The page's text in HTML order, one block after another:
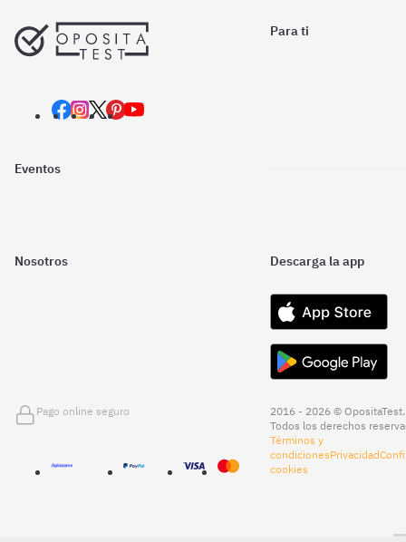
Para ti
Eventos
Nosotros Descarga la app
Pago online seguro
2016 - 2026 © OpositaTest.
Todos los derechos
Términos y
condicionesPrivacidad
cookies